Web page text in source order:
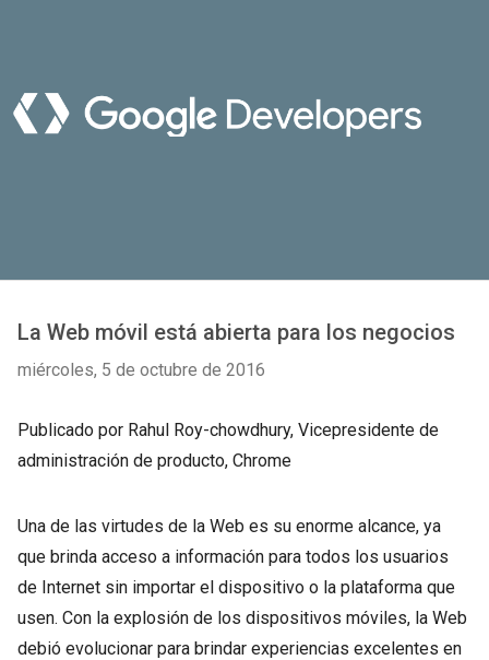
La Web móvil está abierta para los negocios
miércoles, 5 de octubre de 2016
Publicado por Rahul Roy-chowdhury, Vicepresidente de
administración de producto, Chrome
Una de las virtudes de la Web es su enorme alcance, ya
que brinda acceso a información para todos los usuarios
de Internet sin importar el dispositivo o la plataforma que
usen. Con la explosión de los dispositivos móviles, la Web
debió evolucionar para brindar experiencias excelentes en